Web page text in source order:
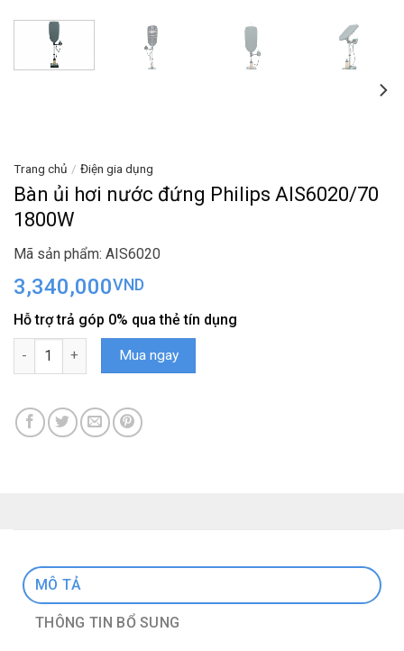
Trang chủ / Điện gia dụng
Bàn ủi hơi nước đứng Philips AIS6020/70
1800W
Mã sản phẩm: AIS6020
3,340,000VND
Hỗ trợ trả góp 0% qua thẻ tín dụng
Bàn ủi hơi nước đứng Philips AIS6020/70 1800W số lượng
Mua ngay
MÔ TẢ
THÔNG TIN BỔ SUNG